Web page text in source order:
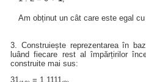
Am obținut un cât care este egal
3. Construiește reprezentarea în
luând fiecare rest al împărțirilor
construite mai sus:
31
= 1 1111